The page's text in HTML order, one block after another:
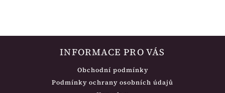
INFORMACE PRO VÁS
Obchodní podmínky
Podmínky ochrany osobních údajů